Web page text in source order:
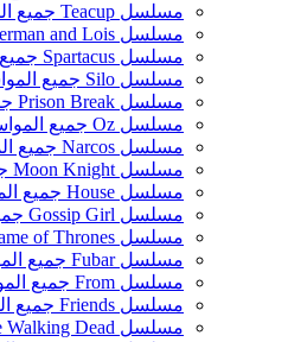
مسلسل Teacup جميع المواسم
مسلسل Superman and Lois جميع المواسم
مسلسل Spartacus جميع المواسم
مسلسل Silo جميع المواسم
مسلسل Prison Break جميع المواسم
مسلسل Oz جميع المواسم
مسلسل Narcos جميع المواسم
مسلسل Moon Knight جميع المواسم
مسلسل House جميع المواسم
مسلسل Gossip Girl جميع المواسم
مسلسل Game of Thrones جميع المواسم
مسلسل Fubar جميع المواسم
مسلسل From جميع المواسم
مسلسل Friends جميع المواسم
مسلسل Fear the Walking Dead جميع المواسم